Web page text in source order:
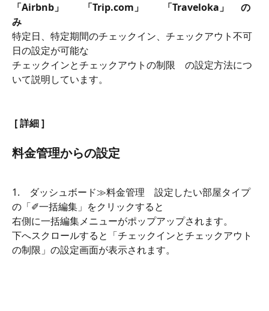
「Airbnb」　　「Trip.com」　　「Traveloka」
の
み
特定日、特定期間のチェックイン、チェックアウト不可
日の設定が可能な
チェックインとチェックアウトの制限　の設定方法につ
いて説明しています。
[ 詳細 ]
料金管理からの設定
1.　ダッシュボード≫料金管理　設定したい部屋タイプ
の「✐一括編集」をクリックすると
右側に一括編集メニューがポップアップされます。
下へスクロールすると「チェックインとチェックアウト
の制限」の設定画面が表示されます。